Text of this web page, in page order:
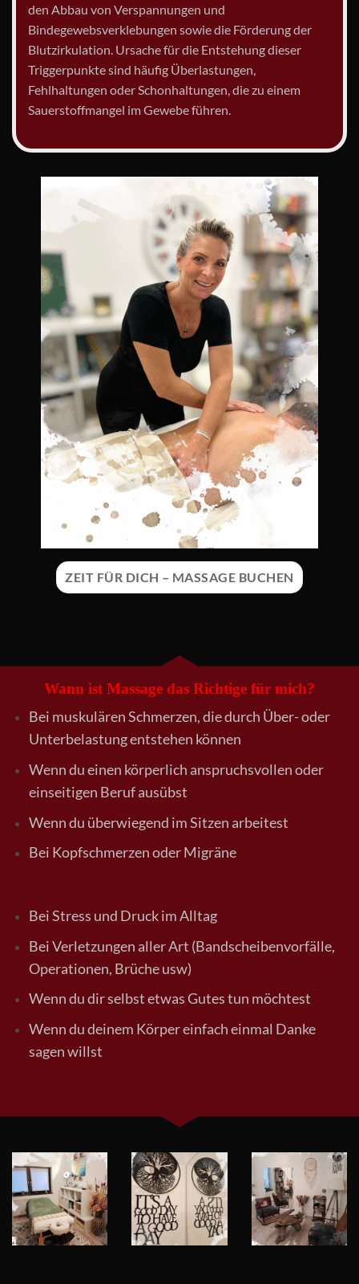
den Abbau von Verspannungen und
Bindegewebsverklebungen sowie die Förderung der
Blutzirkulation. Ursache für die Entstehung dieser
Triggerpunkte sind häufig Überlastungen,
Fehlhaltungen oder Schonhaltungen, die zu einem
Sauerstoffmangel im Gewebe führen.
ZEIT FÜR DICH – MASSAGE BUCHEN
Wann ist Massage das Richtige für mich?
Bei muskulären Schmerzen, die durch Über- oder
Unterbelastung entstehen können
Wenn du einen körperlich anspruchsvollen oder
einseitigen Beruf ausübst
Wenn du überwiegend im Sitzen arbeitest
Bei Kopfschmerzen oder Migräne
Bei Stress und Druck im Alltag
Bei Verletzungen aller Art (Bandscheibenvorfälle,
Operationen, Brüche usw)
Wenn du dir selbst etwas Gutes tun möchtest
Wenn du deinem Körper einfach einmal Danke
sagen willst